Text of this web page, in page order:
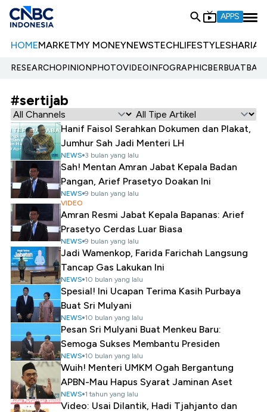
APPS
HOMEMARKETMY MONEYNEWSTECHLIFESTYLESHARIA
RESEARCHOPINIONPHOTOVIDEOINFOGRAPHIC
#sertijab
Hanif Faisol Serahkan Dokumen dan Plakat,
Jumhur Sah Jadi Menteri LH
NEWS 3 bulan yang lalu
Sah! Mentan Amran Jabat Kepala Badan
Pangan, Arief Prasetyo Doakan Ini
NEWS 9 bulan yang lalu
VIDEO
Amran Resmi Jabat Kepala Bapanas: Arief
Prasetyo Cerdas Luar Biasa
NEWS 9 bulan yang lalu
Jadi Wamenkop, Farida Farichah Langsung
Tancap Gas Lakukan Ini
NEWS 10 bulan yang lalu
Spesial! Ini Ucapan Terima Kasih Purbaya
Buat Sri Mulyani
NEWS 10 bulan yang lalu
Pesan Sri Mulyani Buat Menkeu Baru:
Semoga Sukses Membantu Presiden
NEWS 10 bulan yang lalu
Wuih! Menteri UMKM Ogah Bergantung
APBN-Mau Hapus Syarat Jaminan Aset
NEWS 1 tahun yang lalu
Video: Usai Dilantik, Hadi Tjahjanto dan